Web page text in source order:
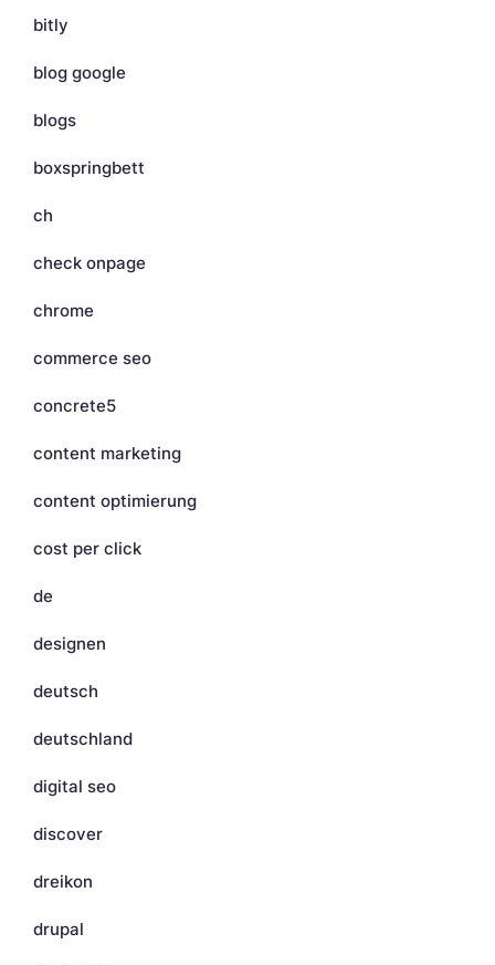
bitly
blog google
blogs
boxspringbett
ch
check onpage
chrome
commerce seo
concrete5
content marketing
content optimierung
cost per click
de
designen
deutsch
deutschland
digital seo
discover
dreikon
drupal